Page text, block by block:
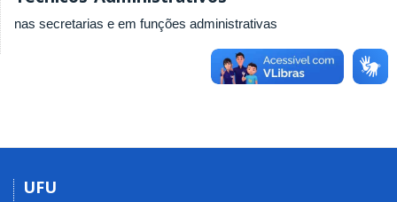
nas secretarias e em funções administrativas
UFU